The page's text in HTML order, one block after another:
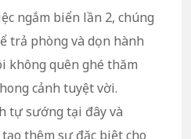
ngắm biển lần 2, chúng
trả phòng và dọn hành
không quên ghé thăm
cảnh tuyệt vời.
tự sướng tại đây và
thêm sự đặc biệt cho